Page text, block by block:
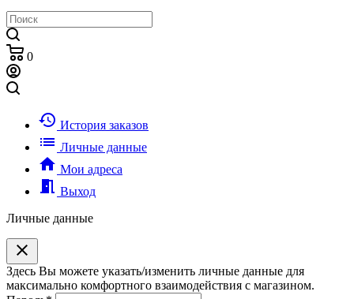
0
history История заказов
list Личные данные
home Мои адреса
meeting_room Выход
Личные данные
clear
Здесь Вы можете указать/изменить личные данные для
максимально комфортного взаимодействия с магазином.